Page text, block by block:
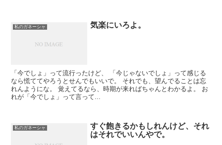
私のガネーシャ 気楽にいろよ。
「今でしょ」って流行ったけど、 「今じゃないでしょ」って感じる
なら慌ててやろうとせんでもいいで。 それでも、望んでることは忘
れんようにな。 覚えてるなら、時期が来ればちゃんとわかるよ。 お
れが「今でしょ」って言って...
私のガネーシャ
すぐ飽きるかもしれんけど、それ
はそれでいいんやで。